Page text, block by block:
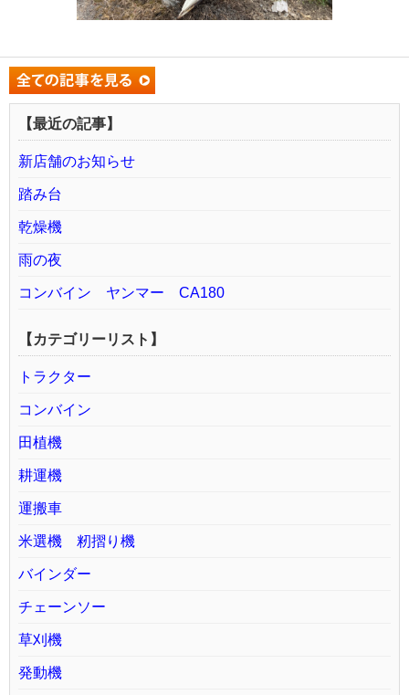
【最近の記事】
新店舗のお知らせ
踏み台
乾燥機
雨の夜
コンバイン ヤンマー CA180
【カテゴリーリスト】
トラクター
コンバイン
田植機
耕運機
運搬車
米選機 籾摺り機
バインダー
チェーンソー
草刈機
発動機